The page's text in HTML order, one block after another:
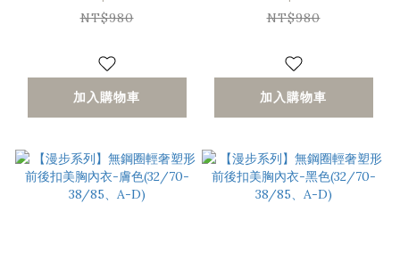
38/85、A-D)
NT$980
加入購物車
38/85、A-D)
NT$980
加入購物車